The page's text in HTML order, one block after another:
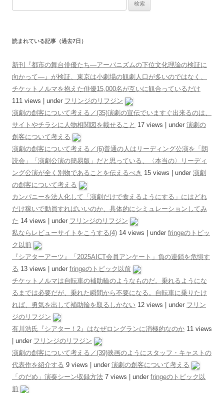
読まれている記事（過去7日）
新刊『都市の舞台俳優たち―アーバニズムの下位文化理論の検証に
向かって―』が検証、東京は小劇場の観劇人口が多いのではなく、
チケットノルマを抱えた俳優15,000名が互いに観合っているだけ
111 views
under フリンジのリフジン
演劇の創客について考える／(35)演劇の宣伝でいますぐ出来るのは、
サイトやチラシに人物相関図を載せること 17 views under 演劇の
創客について考える
演劇の創客について考える／(6)普通の人はリーディング公演を「朗
読会」「演劇公演の簡易版」だと思っている、〈本当の〉リーディ
ング公演が全く別物であることを伝えるべき 15 views under 演劇
の創客について考える
カンパニーを法人化して「演劇だけで食えるようにする」にはどれ
だけ稼いで動員すればいいのか、具体的にシミュレーションしてみ
た 14 views under フリンジのリフジン
私ならレビューサイトをこうする(4) 14 views under fringeのトピッ
ク以前
『シアターアーツ』「2025AICT会員アンケート」負の連鎖を危惧す
る 13 views under fringeのトピック以前
チケットノルマは自転車の補助輪のようなものだ。乗れるようにな
るまでは必要だが、乗れた瞬間から不要になる。自転車に乗りたけ
れば、勇気を出して補助輪を取るしかない 12 views under フリン
ジのリフジン
有川浩氏『シアター！2』はなぜロングランに消極的なのか 11 views
under フリンジのリフジン
演劇の創客について考える／(39)映画のようにスタッフ・キャストの
代表作を紹介する 9 views under 演劇の創客について考える
「のだめ」演奏シーン収録方法 7 views under fringeのトピック以
前